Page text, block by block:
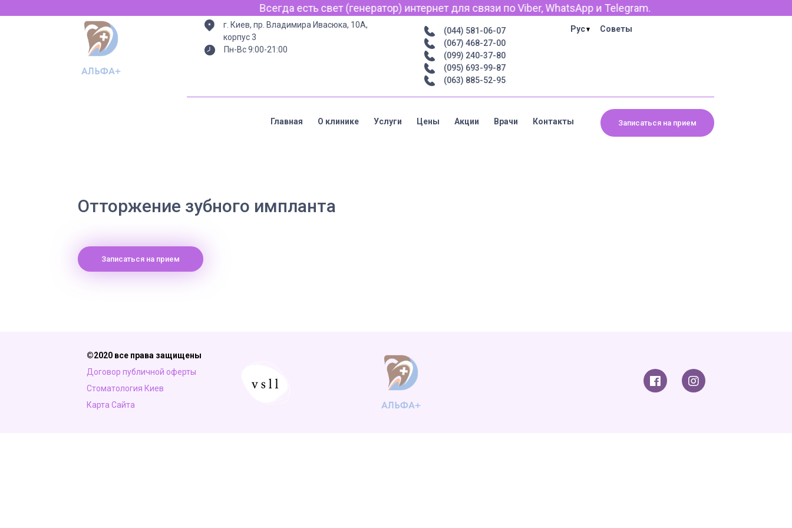
Всегда есть свет (генератор) интернет для связи по Viber, WhatsApp и Telegram.
г. Киев, пр. Владимира Ивасюка, 10А,
корпус 3
Пн-Вс 9:00-21:00
(044) 581-06-07
(067) 468-27-00
(099) 240-37-80
(095) 693-99-87
(063) 885-52-95
Рус Советы
Главная О клинике Услуги Цены Акции Врачи Контакты Записаться на прием
Отторжение зубного импланта
Записаться на прием
©2020 все права защищены
Договор публичной оферты
Стоматология Киев
Карта Сайта